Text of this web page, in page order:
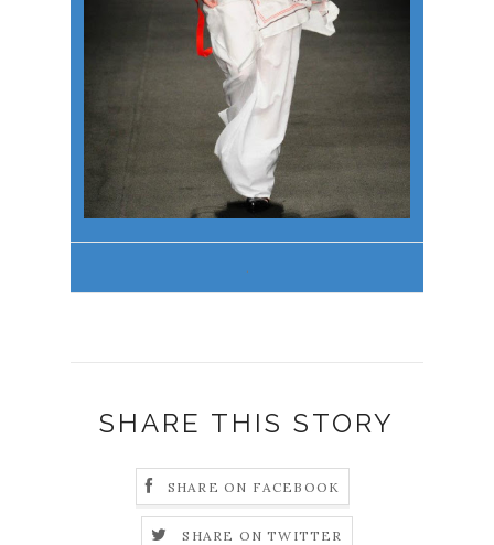
.
SHARE THIS STORY
SHARE ON FACEBOOK
SHARE ON TWITTER